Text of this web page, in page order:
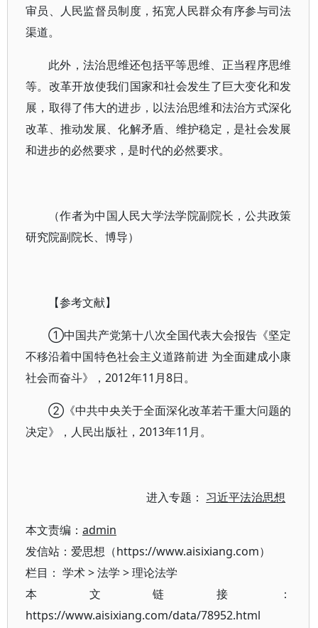
审员、人民监督员制度，拓宽人民群众有序参与司法
渠道。
此外，法治思维还包括平等思维、正当程序思维
等。改革开放使我们国家和社会发生了巨大变化和发
展，取得了伟大的进步，以法治思维和法治方式深化
改革、推动发展、化解矛盾、维护稳定，是社会发展
和进步的必然要求，是时代的必然要求。
（作者为中国人民大学法学院副院长，公共政策
研究院副院长、博导）
【参考文献】
①中国共产党第十八次全国代表大会报告《坚定
不移沿着中国特色社会主义道路前进 为全面建成小康
社会而奋斗》，2012年11月8日。
②《中共中央关于全面深化改革若干重大问题的
决定》，人民出版社，2013年11月。
进入专题： 习近平法治思想
本文责编： admin
发信站：爱思想（https://www.aisixiang.com）
栏目： 学术>法学 >理论法学
本文链接：
https://www.aisixiang.com/data/78952.html